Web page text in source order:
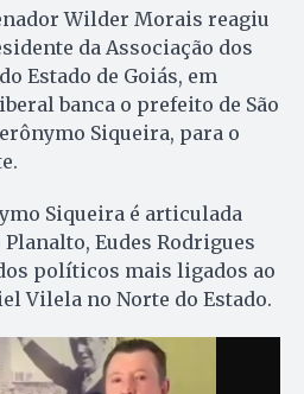
Wilder Morais reagiu
da Associação dos
Estado de Goiás, em
banca o prefeito de São
Siqueira, para o
Siqueira é articulada
Eudes Rodrigues
políticos mais ligados ao
Vilela no Norte do Estado.